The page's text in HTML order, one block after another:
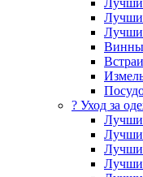
? Уход за